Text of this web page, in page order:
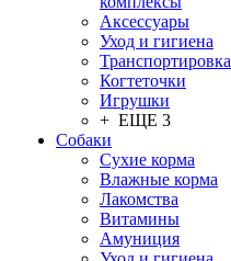
Аксессуары
Уход и гигиена
Транспортировка
Когтеточки
Игрушки
+ ЕЩЕ 3
Собаки
Сухие корма
Влажные корма
Лакомства
Витамины
Амуниция